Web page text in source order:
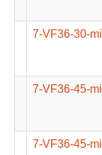
7-VF36-30-
7-VF36-45-
7-VF36-45-